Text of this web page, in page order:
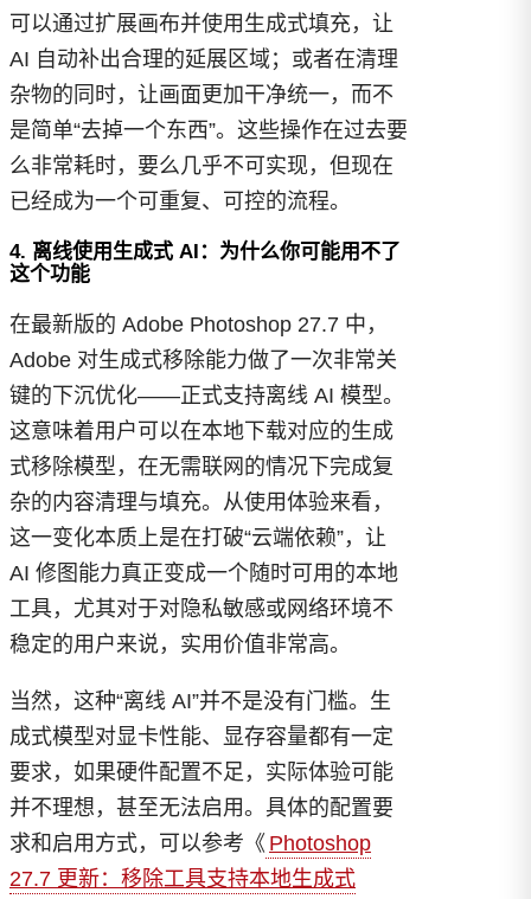
可以通过扩展画布并使用生成式填充，让
AI 自动补出合理的延展区域；或者在清理
杂物的同时，让画面更加干净统一，而不
是简单“去掉一个东西”。这些操作在过去要
么非常耗时，要么几乎不可实现，但现在
已经成为一个可重复、可控的流程。
4. 离线使用生成式 AI：为什么你可能用不了
这个功能
在最新版的 Adobe Photoshop 27.7 中，
Adobe 对生成式移除能力做了一次非常关
键的下沉优化——正式支持离线 AI 模型。
这意味着用户可以在本地下载对应的生成
式移除模型，在无需联网的情况下完成复
杂的内容清理与填充。从使用体验来看，
这一变化本质上是在打破“云端依赖”，让
AI 修图能力真正变成一个随时可用的本地
工具，尤其对于对隐私敏感或网络环境不
稳定的用户来说，实用价值非常高。
当然，这种“离线 AI”并不是没有门槛。生
成式模型对显卡性能、显存容量都有一定
要求，如果硬件配置不足，实际体验可能
并不理想，甚至无法启用。具体的配置要
求和启用方式，可以参考《 Photoshop
27.7 更新：移除工具支持本地生成式